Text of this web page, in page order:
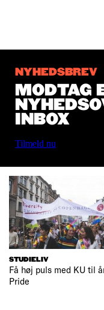
NYHEDSBREV
MODTAG
INBOX
Tilmeld nu
STUDIELIV
Få høj puls med KU til
Pride